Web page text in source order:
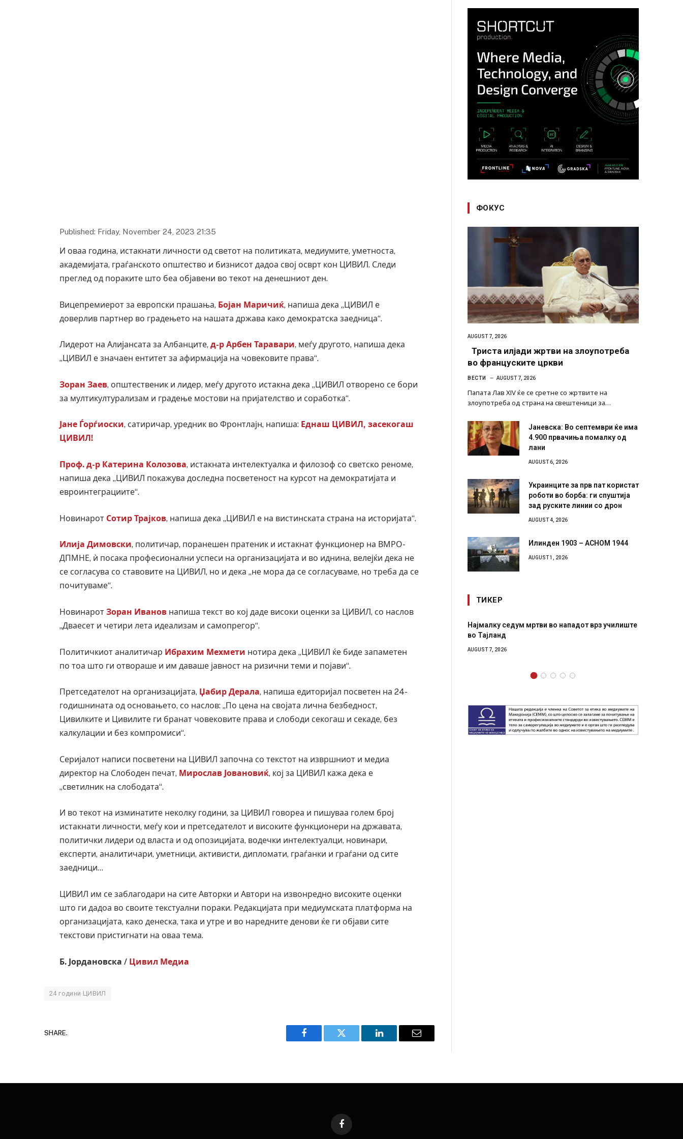
Published: Friday, November 24, 2023 21:35
И оваа година, истакнати личности од светот на политиката, медиумите, уметноста,
академијата, граѓанското општество и бизнисот дадоа свој осврт кон ЦИВИЛ. Следи
преглед од пораките што беа објавени во текот на денешниот ден.
Вицепремиерот за европски прашања, Бојан Маричиќ, напиша дека „ЦИВИЛ е
доверлив партнер во градењето на нашата држава како демократска заедница“.
Лидерот на Алијансата за Албанците,д-р Арбен Таравари, меѓу другото, напиша дека
„ЦИВИЛ е значаен ентитет за афирмација на човековите права“.
Зоран Заев, општественик и лидер, меѓу другото истакна дека „ЦИВИЛ отворено се бори
за мултикултурализам и градење мостови на пријателство и соработка“.
Јане Ѓорѓиоски, сатиричар, уредник во Фронтлајн, напиша: Еднаш ЦИВИЛ, засекогаш
ЦИВИЛ!
Проф. д-р Катерина Колозова, истакната интелектуалка и филозоф со светско реноме,
напиша дека „ЦИВИЛ покажува доследна посветеност на курсот на демократијата и
евроинтеграциите“.
Новинарот Сотир Трајков, напиша дека „ЦИВИЛ е на вистинската страна на историјата“.
Илија Димовски, политичар, поранешен пратеник и истакнат функционер на ВМРО-
ДПМНЕ, ѝ посака професионални успеси на организацијата и во иднина, велејќи дека не
се согласува со ставовите на ЦИВИЛ, но и дека „не мора да се согласуваме, но треба да се
почитуваме“.
НовинаротЗоран Иванов напиша текст во кој даде високи оценки за ЦИВИЛ, со наслов
„Дваесет и четири лета идеализам и самопрегор“.
Политичкиот аналитичар Ибрахим Мехмети нотира дека „ЦИВИЛ ќе биде запаметен
по тоа што ги отвораше и им даваше јавност на ризични теми и појави“.
Претседателот на организацијата, Џабир Дерала, напиша едиторијал посветен на 24-
годишнината од основањето, со наслов: „По цена на својата лична безбедност,
Цивилките и Цивилите ги бранат човековите права и слободи секогаш и секаде, без
калкулации и без компромиси“.
Серијалот написи посветени на ЦИВИЛ започна со текстот на извршниот и медиа
директор на Слободен печат, Мирослав Јовановиќ, кој за ЦИВИЛ кажа дека е
„светилник на слободата“.
И во текот на изминатите неколку години, за ЦИВИЛ говореа и пишуваа голем број
истакнати личности, меѓу кои и претседателот и високите функционери на државата,
политички лидери од власта и од опозицијата, водечки интелектуалци, новинари,
експерти, аналитичари, уметници, активисти, дипломати, граѓанки и граѓани од сите
заедници…
ЦИВИЛ им се заблагодари на сите Авторки и Автори на извонредно високите оценки
што ги дадоа во своите текстуални пораки. Редакцијата при медиумската платформа на
организацијата, како денеска, така и утре и во наредните денови ќе ги објави сите
текстови пристигнати на оваа тема.
Б. Јордановска / Цивил Медиа
24 години ЦИВИЛ
SHARE.
Facebook Twitter LinkedIn Email
ФОКУС
AUGUST 7, 2026
Триста илјади жртви на злоупотреба
во француските цркви
ВЕСТИ AUGUST 7, 2026
Папата Лав XIV ќе се сретне со жртвите на
злоупотреба од страна на свештеници за…
Јаневска: Во септември ќе има
4.900 првачиња помалку од
лани
AUGUST 6, 2026
Украинците за прв пат користат
роботи во борба: ги спуштија
зад руските линии со дрон
AUGUST 4, 2026
Илинден 1903 – АСНОМ 1944
AUGUST 1, 2026
ТИКЕР
Уште двајца починаа од повредите во ресторан
AUGUST 7, 2026
СОЗИС: Украинците повеќе им веруваат на
генералите отколку на Зеленски
AUGUST 7, 2026
Facebook